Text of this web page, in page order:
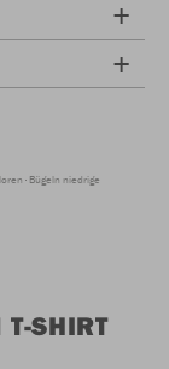
Bügeln niedrige
T-SHIRT